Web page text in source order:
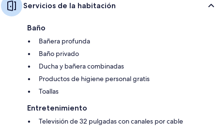
Servicios de la habitación
Baño
Bañera profunda
Baño privado
Ducha y bañera combinadas
Productos de higiene personal gratis
Toallas
Entretenimiento
Televisión de 32 pulgadas con canales por cable